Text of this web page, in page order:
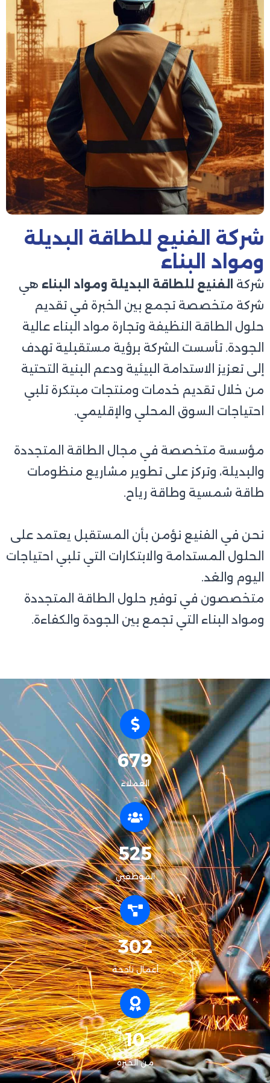
شركة الفنيع للطاقة البديلة
ومواد البناء
شركة الفنيع للطاقة البديلة ومواد البناء هي
شركة متخصصة تجمع بين الخبرة في تقديم
حلول الطاقة النظيفة وتجارة مواد البناء عالية
الجودة. تأسست الشركة برؤية مستقبلية تهدف
إلى تعزيز الاستدامة البيئية ودعم البنية التحتية
من خلال تقديم خدمات ومنتجات مبتكرة تلبي
احتياجات السوق المحلي والإقليمي.
مؤسسة متخصصة في مجال الطاقة المتجددة
والبديلة، وتركز على تطوير مشاريع منظومات
طاقة شمسية وطاقة رياح.
نحن في الفنيع نؤمن بأن المستقبل يعتمد على
الحلول المستدامة والابتكارات التي تلبي احتياجات
اليوم والغد.
متخصصون في توفير حلول الطاقة المتجددة
ومواد البناء التي تجمع بين الجودة والكفاءة.
679
العملاء
525
الموظفين
302
أعمال ناجحة
10
من الخبرة